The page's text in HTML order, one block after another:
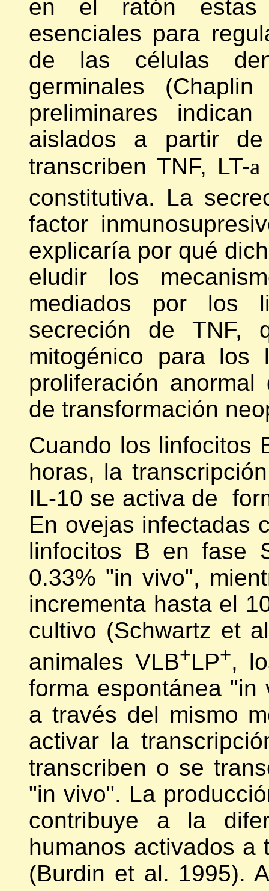
en el ratón estas
esenciales para
de las células
germinales
preliminares
aislados a partir de
transcriben TNF, LT-a
constitutiva. La
factor
explicaría por qué
eludir los
mediados por los
secreción de TNF,
mitogénico para los
proliferación
de transformación
Cuando los linfocitos
horas, la
IL-10 se activa de
En ovejas infectadas
linfocitos B en fase
0.33% "in vivo",
incrementa hasta el
cultivo (Schwartz et
animales VLB+LP+,
forma espontánea "in
a través del mismo
activar la
transcriben o se
"in vivo". La
contribuye a la
humanos activados a
(Burdin et al. 1995).